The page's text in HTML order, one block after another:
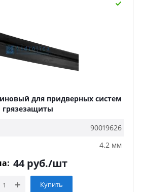
для придверных систем
грязезащиты
90019626
4.2 мм
44руб./шт
Купить